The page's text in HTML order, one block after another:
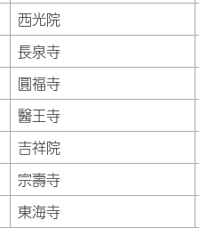
西光院
長泉寺
圓福寺
醫王寺
吉祥院
宗壽寺
東海寺